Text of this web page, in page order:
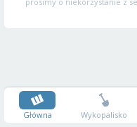
Główna Wykopalisko